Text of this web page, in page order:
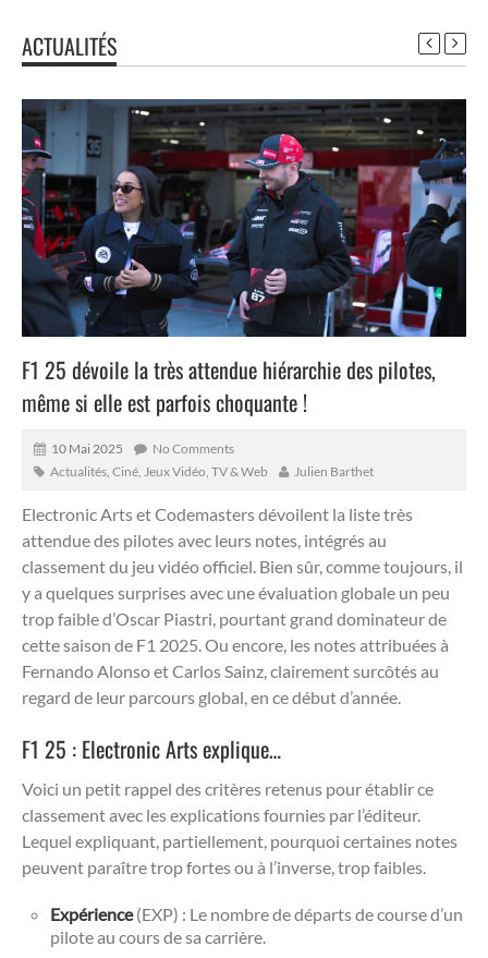
ACTUALITÉS
F1 25 dévoile la très attendue hiérarchie des pilotes,
même si elle est parfois choquante !
10 Mai 2025
No Comments
Actualités Ciné, Jeux Vidéo, TV & Web Julien Barthet
Electronic Arts et Codemasters dévoilent la liste très
attendue des pilotes avec leurs notes, intégrés au
classement du jeu vidéo officiel. Bien sûr, comme toujours, il
y a quelques surprises avec une évaluation globale un peu
trop faible d’Oscar Piastri, pourtant grand dominateur de
cette saison de F1 2025. Ou encore, les notes attribuées à
Fernando Alonso et Carlos Sainz, clairement surcôtés au
regard de leur parcours global, en ce début d’année.
F1 25 : Electronic Arts explique…
Voici un petit rappel des critères retenus pour établir ce
classement avec les explications fournies par l’éditeur.
Lequel expliquant, partiellement, pourquoi certaines notes
peuvent paraître trop fortes ou à l’inverse, trop faibles.
Expérience(EXP) : Le nombre de départs de course d’un
pilote au cours de sa carrière.